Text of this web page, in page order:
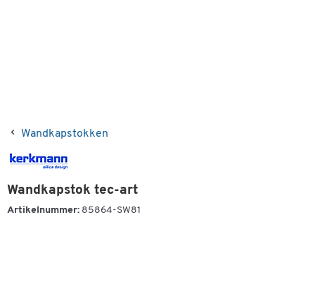
Wandkapstokken
Wandkapstok tec-art
Artikelnummer: 85864-SW81